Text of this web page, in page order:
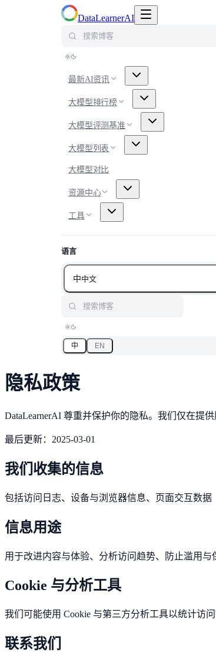
DataLearnerAI
最新AI资讯
大模型排行榜
大模型评测基准
大模型列表
大模型对比
资源中心
工具
语言
中中文
中 EN
隐私政策
DataLearnerAI 尊重并保护你的隐私。我们仅在提
最后更新：2025-03-01
我们收集的信息
包括访问日志、设备与浏览器信息、页面交互数据
信息用途
用于改进内容与体验、分析访问趋势、防止滥用与
Cookie 与分析工具
我们可能使用 Cookie 与第三方分析工具以统计访
联系我们